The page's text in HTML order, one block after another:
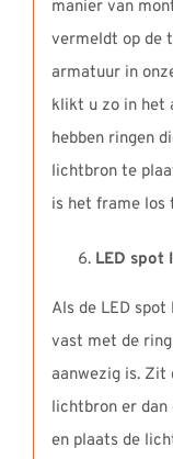
manier van
vermeldt op de
armatuur in
klikt u zo in het
hebben ringen
lichtbron te
is het frame los
LED spot
Als de LED
vast met de
aanwezig is. Zit
lichtbron er
en plaats de